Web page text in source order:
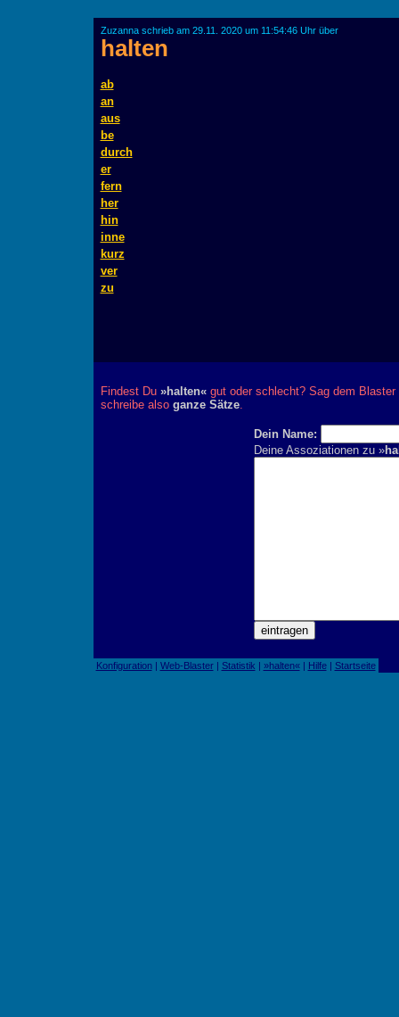
Zuzanna schrieb am 29.11. 2020 um 11:54:46 Uhr über
halten
ab
an
aus
be
durch
er
fern
her
hin
inne
kurz
ver
zu
Findest Du »halten«gut oder schlecht? Sag dem Blaster
schreibe also ganze Sätze.
Dein Name:
Deine Assoziationen zu »
Konfiguration| Web-Blaster| Statistik | »halten«| Hilfe| Startseite